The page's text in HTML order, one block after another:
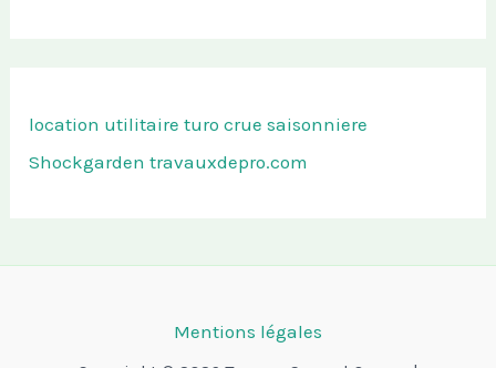
location utilitaire turo crue saisonniere
Shockgarden travauxdepro.com
Mentions légales